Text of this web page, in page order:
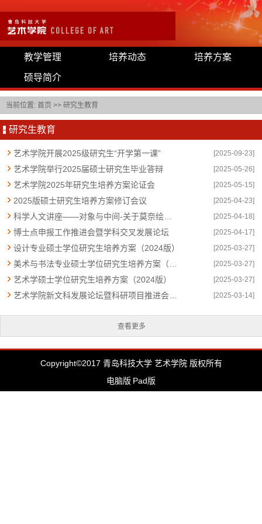
教学管理 培养动态 培养方案
硕导简介
当前位置: 首页 >> 研究生教育
研究生教育
艺术学院开展2025级研究生“开学第一课” [2025-09-23]
艺术学院举行2025届硕士研究生毕业答辩 [2025-05-26]
艺术学院2025年研究生培养方案论证会 [2025-05-15]
2025版硕士研究生培养方案修订会议 [2025-04-23]
[2025-04-18]
博士点申报工作推进会暨学科交叉发展论坛 [2025-04-17]
设计专业硕士学位研究生培养方案（2024版） [2025-03-27]
[2025-03-27]
艺术学硕士学位研究生培养方案（2024版） [2025-03-27]
[2025-03-14]
查看更多
Copyright©2017 青岛科技大学 艺术学院 版权所有
电脑版 Pad版